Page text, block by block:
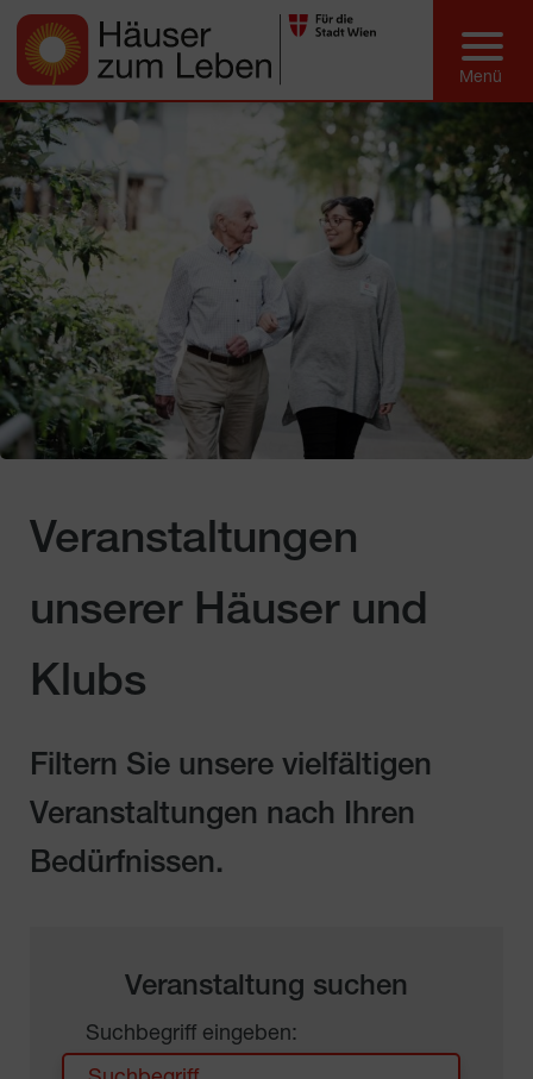
Veranstaltungen
unserer Häuser und
Klubs
Filtern Sie unsere vielfältigen
Veranstaltungen nach Ihren
Bedürfnissen.
Veranstaltung suchen
Suchbegriff eingeben: